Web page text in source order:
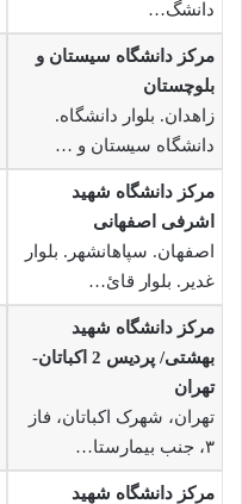
دانشگ…
مرکز دانشگاه سیستان و
بلوچستان
زاهدان. بلوار دانشگاه.
دانشگاه سیستان و …
مرکز دانشگاه شهید
اشرفی اصفهانی
اصفهان. سپاهانشهر. بلوار
غدیر. بلوار قائ…
مرکز دانشگاه شهید
بهشتی/ پردیس 2 اکباتان-
تهران
تهران، شهرک اکباتان، فاز
۳، جنب بیمارستا…
مرکز دانشگاه شهید